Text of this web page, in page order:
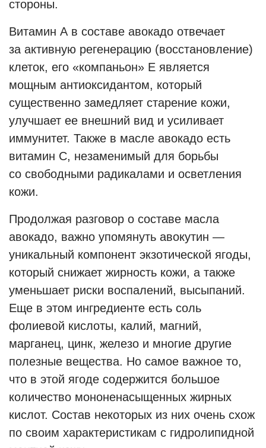
стороны.
Витамин A в составе авокадо отвечает
за активную регенерацию (восстановление)
клеток, его «компаньон» E является
мощным антиоксидантом, который
существенно замедляет старение кожи,
улучшает ее внешний вид и усиливает
иммунитет. Также в масле авокадо есть
витамин C, незаменимый для борьбы
со свободными радикалами и осветления
кожи.
Продолжая разговор о составе масла
авокадо, важно упомянуть авокутин —
уникальный компонент экзотической ягоды,
который снижает жирность кожи, а также
уменьшает риски воспалений, высыпаний.
Еще в этом ингредиенте есть соль
фолиевой кислоты, калий, магний,
марганец, цинк, железо и многие другие
полезные вещества. Но самое важное то,
что в этой ягоде содержится большое
количество мононенасыщенных жирных
кислот. Состав некоторых из них очень схож
по своим характеристикам с гидролипидной